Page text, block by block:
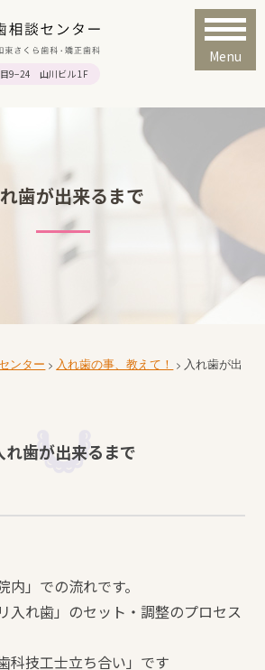
Menu
目9−24 山川ビル 1F
歯が出来るまで
ンター > 入れ歯の事、教えて！ > 入れ歯が出
れ歯が出来るまで
」での流れです。
入れ歯」のセット・調整のプロセス
科技工士立ち合い」です